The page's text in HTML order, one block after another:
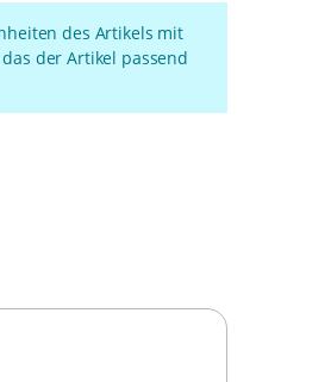
des Artikels mit
der Artikel passend